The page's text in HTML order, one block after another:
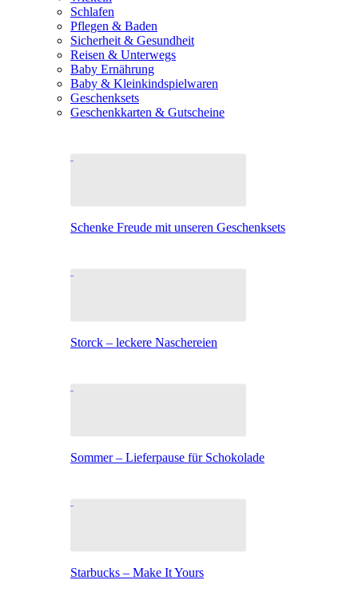
Schlafen
Pflegen & Baden
Sicherheit & Gesundheit
Reisen & Unterwegs
Baby Ernährung
Baby & Kleinkindspielwaren
Geschenksets
Geschenkkarten & Gutscheine
Schenke Freude mit unseren Geschenksets
Storck – leckere Naschereien
Sommer – Lieferpause für Schokolade
Starbucks – Make It Yours